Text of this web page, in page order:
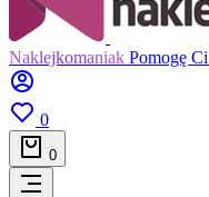
Naklejkomaniak Pomogę
0
0